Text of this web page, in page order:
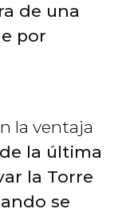
de una
por
la ventaja
la última
la Torre
se